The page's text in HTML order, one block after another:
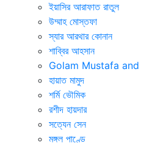
ইয়াসির আরাফাত রাতুল
উম্মাহ মোস্তফা
স্যার আরথার কোনান
শাব্বির আহসান
Golam Mustafa
হায়াত মামুদ
শর্মি ভৌমিক
রশীদ হায়দার
সত্যেন সেন
মঙ্গল পাণ্ডে